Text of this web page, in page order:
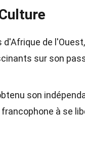
d'Afrique de
sur son
son
à se